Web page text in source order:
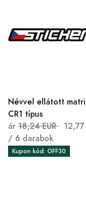
Névvel ellátott
CR1 típus
ár 18,24 EUR 12,77
/ 6 darabok
Kupon kód: OFF30